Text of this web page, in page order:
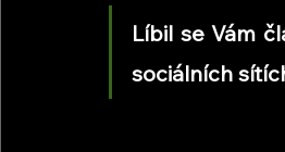
Líbil se Vám
sociálních